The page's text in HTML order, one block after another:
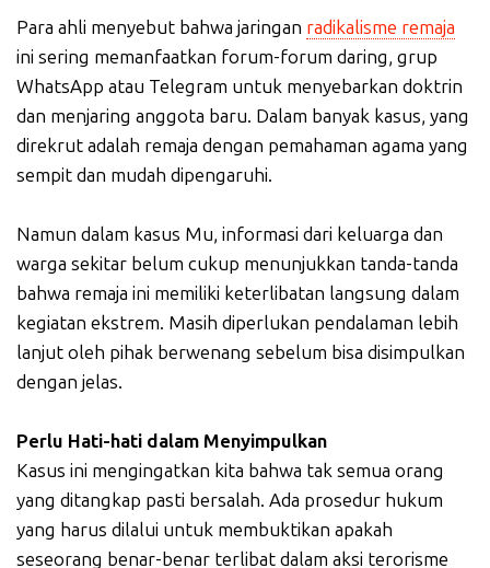
Para ahli menyebut bahwa jaringan radikalisme remaja
ini sering memanfaatkan forum-forum daring, grup
WhatsApp atau Telegram untuk menyebarkan doktrin
dan menjaring anggota baru. Dalam banyak kasus, yang
direkrut adalah remaja dengan pemahaman agama yang
sempit dan mudah dipengaruhi.
Namun dalam kasus Mu, informasi dari keluarga dan
warga sekitar belum cukup menunjukkan tanda-tanda
bahwa remaja ini memiliki keterlibatan langsung dalam
kegiatan ekstrem. Masih diperlukan pendalaman lebih
lanjut oleh pihak berwenang sebelum bisa disimpulkan
dengan jelas.
Perlu Hati-hati dalam Menyimpulkan
Kasus ini mengingatkan kita bahwa tak semua orang
yang ditangkap pasti bersalah. Ada prosedur hukum
yang harus dilalui untuk membuktikan apakah
seseorang benar-benar terlibat dalam aksi terorisme